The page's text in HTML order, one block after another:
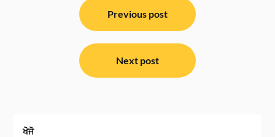
Previous post
Next post
ਖੋਜੋ